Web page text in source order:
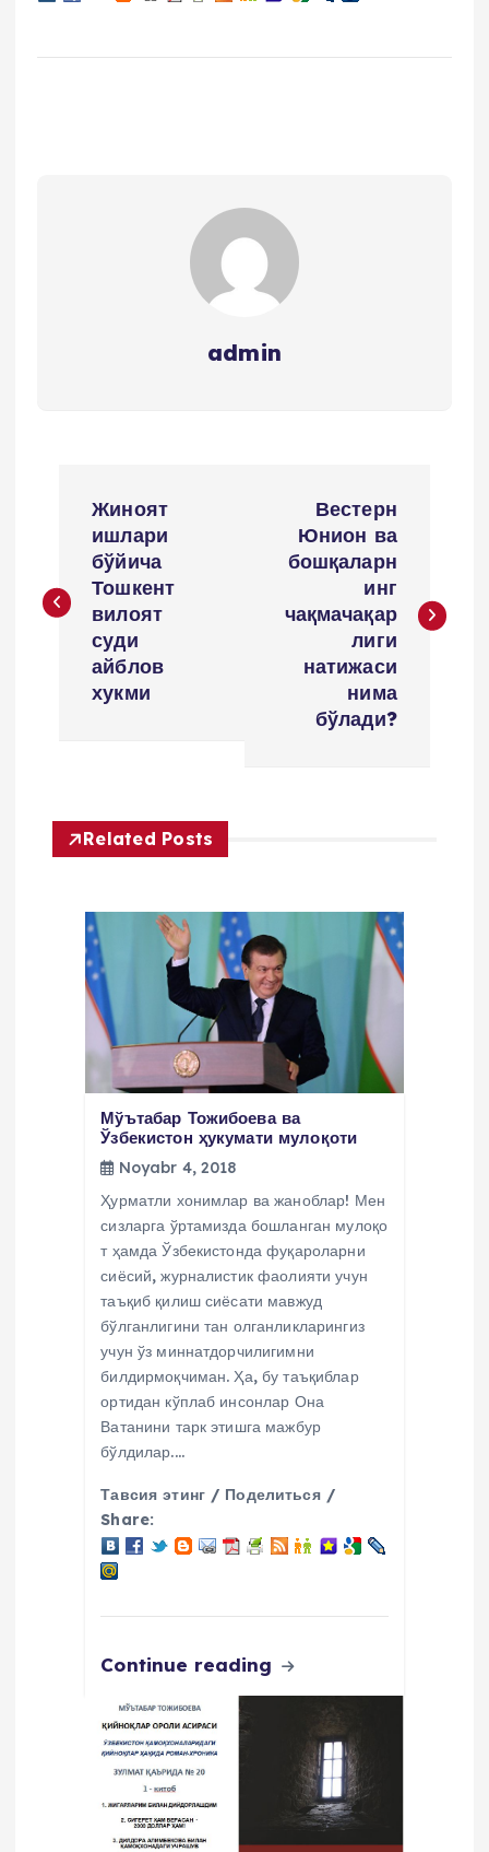
admin
s
n
y
Жиноят
ишлари
бўйича
Тошкент
вилоят
суди
айблов
хукми
Вестерн
Юнион ва
бошқаларн
инг
чақмачақар
лиги
натижаси
нима
бўлади?
Related Posts
Мўътабар Тожибоева ва
Ўзбекистон ҳукумати мулоқоти
Noyabr 4, 2018
Ҳурматли хонимлар ва жаноблар! Мен
сизларга ўртамизда бошланган мулоқо
т ҳамда Ўзбекистонда фуқароларни
сиёсий, журналистик фаолияти учун
таъқиб қилиш сиёсати мавжуд
бўлганлигини тан олганликларингиз
учун ўз миннатдорчилигимни
билдирмоқчиман. Ҳа, бу таъқиблар
ортидан кўплаб инсонлар Она
Ватанини тарк этишга мажбур
бўлдилар.…
Тавсия этинг / Поделиться /
Share:
Continue reading